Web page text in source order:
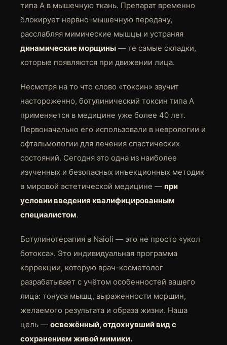
типа А в мышечную ткань. Препарат временно
блокирует нервно-мышечную передачу,
расслабляя мимические мышцы и устраняя
динамические морщины — те самые складки,
которые появляются при движении лица.
Несмотря на то что слово «токсин» звучит
настороженно, ботулинический токсин типа А
применяется в медицине уже более 40 лет.
Первоначально его использовали в неврологии и
офтальмологии для лечения спастических
состояний. Сегодня это одна из наиболее
изученных и безопасных инъекционных методик
в мировой эстетической медицине — при
условии введения квалифицированным
специалистом.
Ботулинотерапия в Naioli — это не просто «укол
ботокса». Это индивидуальная программа
коррекции, которую врач-косметолог
разрабатывает с учётом особенностей вашего
лица: тонуса мышц, выраженности морщин,
желаемого результата и образа жизни. Наша
цель — освежённый, отдохнувший вид с
сохранением живой мимики.